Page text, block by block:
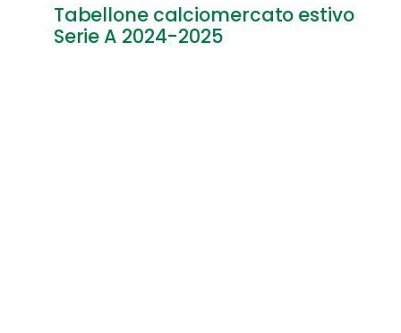
Tabellone calciomercato estivo
Serie A 2024-2025